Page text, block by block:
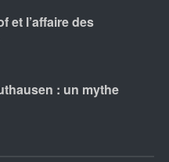
et l’affaire des
: un mythe